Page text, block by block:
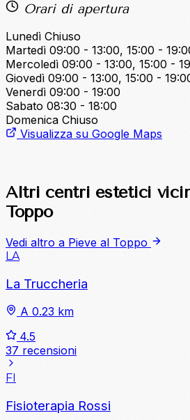
Orari di apertura
Lunedì Chiuso
Martedì 09:00 - 13:00, 15:00 -
Mercoledì 09:00 - 13:00, 15:00 -
Giovedì 09:00 - 13:00, 15:00 -
Venerdì 09:00 - 19:00
Sabato 08:30 - 18:00
Domenica Chiuso
Visualizza su Google Maps
Altri centri estetici
Toppo
Vedi altro a Pieve al Toppo
LA
La Truccheria
A 0.23 km
4.5
37 recensioni
FI
Fisioterapia Rossi